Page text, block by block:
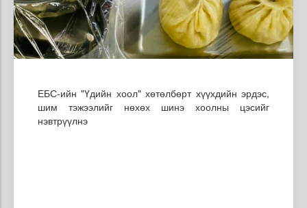
ЕБС-ийн "Үдийн хоол" хөтөлбөрт хүүхдийн эрдэс,
шим тэжээлийг нөхөх шинэ хоолны цэсийг
нэвтрүүлнэ